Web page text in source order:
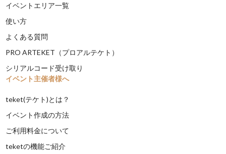
イベントエリア一覧
使い方
よくある質問
PRO ARTEKET（プロアルテケト）
シリアルコード受け取り
イベント主催者様へ
teket(テケト)とは？
イベント作成の方法
ご利用料金について
teketの機能ご紹介